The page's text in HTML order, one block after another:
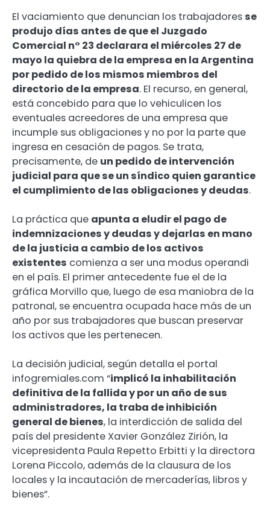
El vaciamiento que denuncian los trabajadores se
produjo días antes de que el Juzgado
Comercial n° 23 declarara el miércoles 27 de
mayo la quiebra de la empresa en la Argentina
por pedido de los mismos miembros del
directorio de la empresa. El recurso, en general,
está concebido para que lo vehiculicen los
eventuales acreedores de una empresa que
incumple sus obligaciones y no por la parte que
ingresa en cesación de pagos. Se trata,
precisamente, de un pedido de intervención
judicial para que se un síndico quien garantice
el cumplimiento de las obligaciones y deudas.
La práctica que apunta a eludir el pago de
indemnizaciones y deudas y dejarlas en mano
de la justicia a cambio de los activos
existentes comienza a ser una modus operandi
en el país. El primer antecedente fue el de la
gráfica Morvillo que, luego de esa maniobra de la
patronal, se encuentra ocupada hace más de un
año por sus trabajadores que buscan preservar
los activos que les pertenecen.
La decisión judicial, según detalla el portal
infogremiales.com “implicó la inhabilitación
definitiva de la fallida y por un año de sus
administradores, la traba de inhibición
general de bienes, la interdicción de salida del
país del presidente Xavier González Zirión, la
vicepresidenta Paula Repetto Erbitti y la directora
Lorena Piccolo, además de la clausura de los
locales y la incautación de mercaderías, libros y
bienes”.